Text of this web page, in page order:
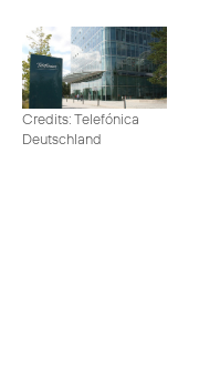
Credits: Telefónica
Deutschland